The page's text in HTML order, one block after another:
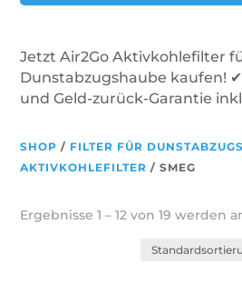
Jetzt Air2Go Aktivkohlefilter
Dunstabzugshaube kaufen!
und Geld-zurück-Garantie
SHOP / FILTER FÜR
AKTIVKOHLEFILTER / SMEG
Ergebnisse 1 – 12 von 19 werden